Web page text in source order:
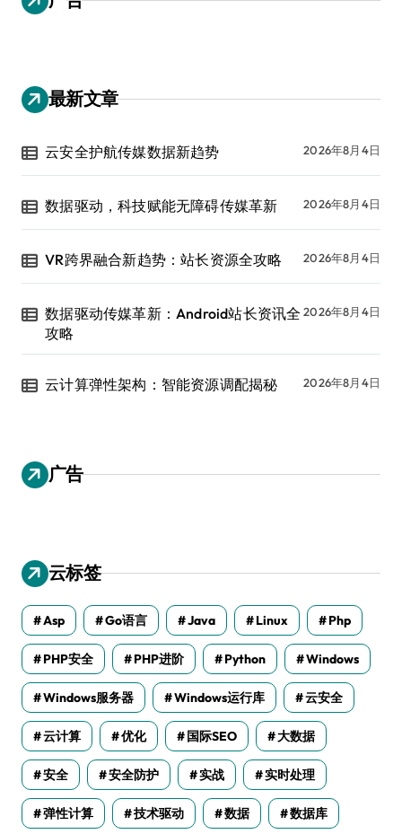
最新文章
云安全护航传媒数据新趋势 2026年8月4日
数据驱动，科技赋能无障碍传媒革新 2026年8月4日
VR跨界融合新趋势：站长资源全攻略 2026年8月4日
数据驱动传媒革新：Android站长资讯全
攻略
2026年8月4日
云计算弹性架构：智能资源调配揭秘 2026年8月4日
广告
云标签
Asp Go语言 Java Linux Php
PHP安全 PHP进阶 Python Windows
Windows服务器 Windows运行库 云安全
云计算 优化 国际SEO 大数据
安全 安全防护 实战 实时处理
弹性计算 技术驱动 数据 数据库